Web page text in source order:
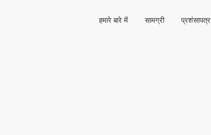
हमारे बारे में सामग्री प्रशंसापत्र